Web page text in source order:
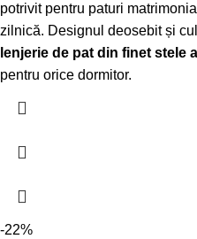
potrivit pentru paturi
zilnică. Designul deosebit și
lenjerie de pat din finet stele
pentru orice dormitor.
-22%